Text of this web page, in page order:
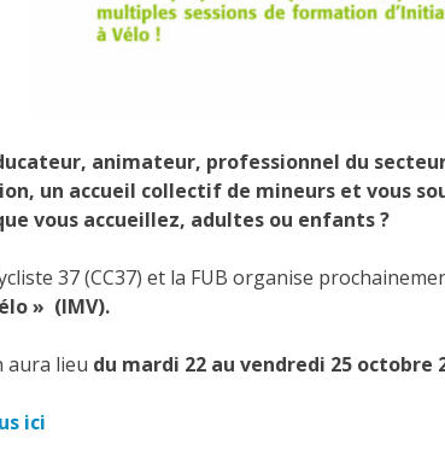
animateur, professionnel du
un accueil collectif de mineurs et vous
vous accueillez, adultes ou enfants ?
37 (CC37) et la FUB organise
» (IMV).
aura lieu du mardi 22 au vendredi 25 octobre
ici